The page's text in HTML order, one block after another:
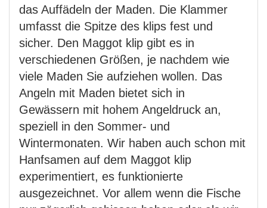
das Auffädeln der Maden. Die Klammer
umfasst die Spitze des klips fest und
sicher. Den Maggot klip gibt es in
verschiedenen Größen, je nachdem wie
viele Maden Sie aufziehen wollen. Das
Angeln mit Maden bietet sich in
Gewässern mit hohem Angeldruck an,
speziell in den Sommer- und
Wintermonaten. Wir haben auch schon mit
Hanfsamen auf dem Maggot klip
experimentiert, es funktionierte
ausgezeichnet. Vor allem wenn die Fische